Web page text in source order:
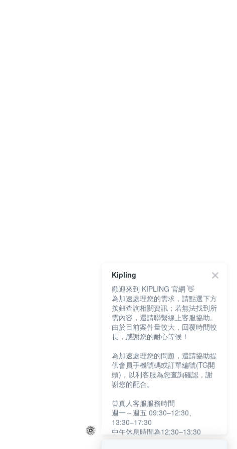
Kipling
歡迎來到 KIPLING 官網 👋
為加速處理您的需求，請點選下方
按鈕查詢相關資訊；若無法找到所
需內容，還請聯繫線上客服協助。
由於目前案件量較大，回覆時間較
長，感謝您的耐心等候！
為加速處理您的問題，還請協助提
供會員手機號碼或訂單編號(TG開
頭)，以利客服為您查詢確認，謝
謝您的配合。
⏰真人客服服務時間
週一～週五 09:30–12:30、
13:30–17:30
中午休息時間為12:30–13:30